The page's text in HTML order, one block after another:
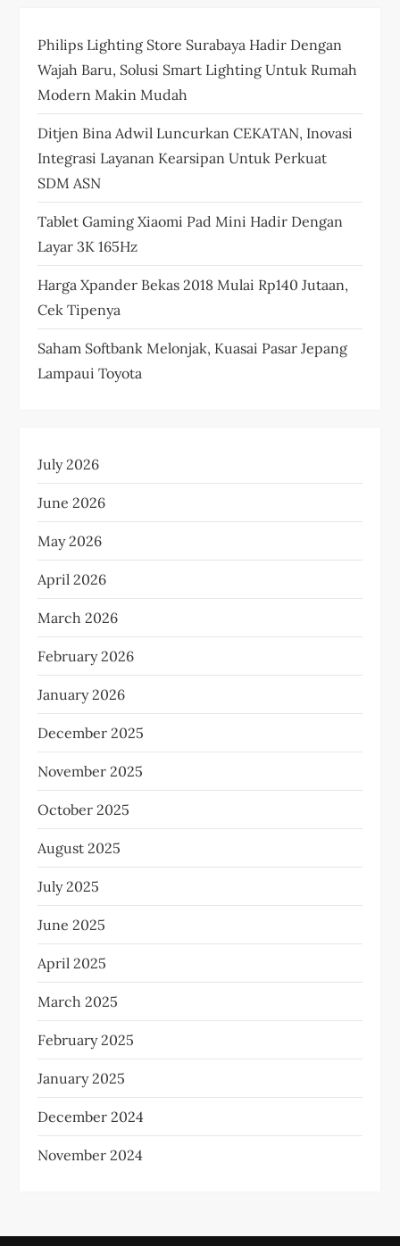
Philips Lighting Store Surabaya Hadir Dengan
Wajah Baru, Solusi Smart Lighting Untuk Rumah
Modern Makin Mudah
Ditjen Bina Adwil Luncurkan CEKATAN, Inovasi
Integrasi Layanan Kearsipan Untuk Perkuat
SDM ASN
Tablet Gaming Xiaomi Pad Mini Hadir Dengan
Layar 3K 165Hz
Harga Xpander Bekas 2018 Mulai Rp140 Jutaan,
Cek Tipenya
Saham Softbank Melonjak, Kuasai Pasar Jepang
Lampaui Toyota
July 2026
June 2026
May 2026
April 2026
March 2026
February 2026
January 2026
December 2025
November 2025
October 2025
August 2025
July 2025
June 2025
April 2025
March 2025
February 2025
January 2025
December 2024
November 2024